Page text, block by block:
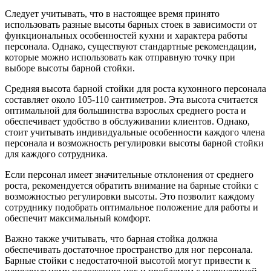
Следует учитывать, что в настоящее время принято
использовать разные высоты барных стоек в зависимости от
функциональных особенностей кухни и характера работы
персонала. Однако, существуют стандартные рекомендации,
которые можно использовать как отправную точку при
выборе высоты барной стойки.
Средняя высота барной стойки для роста кухонного персонала
составляет около 105-110 сантиметров. Эта высота считается
оптимальной для большинства взрослых среднего роста и
обеспечивает удобство в обслуживании клиентов. Однако,
стоит учитывать индивидуальные особенности каждого члена
персонала и возможность регулировки высоты барной стойки
для каждого сотрудника.
Если персонал имеет значительные отклонения от среднего
роста, рекомендуется обратить внимание на барные стойки с
возможностью регулировки высоты. Это позволит каждому
сотруднику подобрать оптимальное положение для работы и
обеспечит максимальный комфорт.
Важно также учитывать, что барная стойка должна
обеспечивать достаточное пространство для ног персонала.
Барные стойки с недостаточной высотой могут привести к